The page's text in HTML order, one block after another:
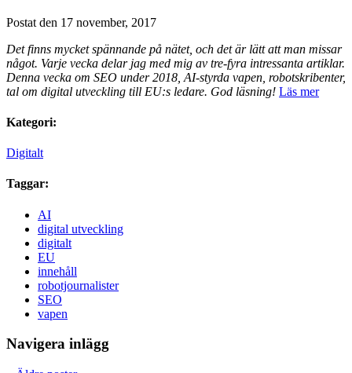
Postat den 17 november, 2017
Det finns mycket spännande på nätet, och det är lätt att man missar
något. Varje vecka delar jag med mig av tre-fyra intressanta artiklar.
Denna vecka om SEO under 2018, AI-styrda vapen, robotskribenter,
tal om digital utveckling till EU:s ledare. God läsning! Läs mer
Kategori:
Digitalt
Taggar:
AI
digital utveckling
digitalt
EU
innehåll
robotjournalister
SEO
vapen
Navigera inlägg